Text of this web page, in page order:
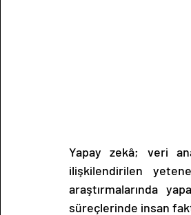
Yapay zekâ; veri
ilişkilendirilen
araştırmalarında
süreçlerinde insan